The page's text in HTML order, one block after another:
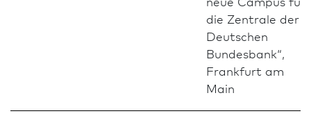
die Zentrale der
Deutschen
Bundes­bank“,
Frank­furt am
Main